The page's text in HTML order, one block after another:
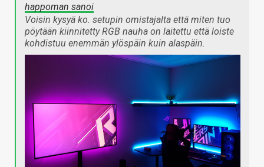
happoman sanoi
Voisin kysyä ko. setupin omistajalta että miten tuo
pöytään kiinnitetty RGB nauha on laitettu että loiste
kohdistuu enemmän ylöspäin kuin alaspäin.